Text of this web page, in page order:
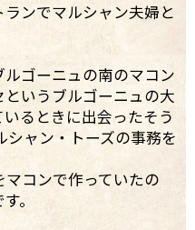
ンでマルシャン夫婦と
ゴーニュの南のマコン
いうブルゴーニュの大
るときに出会ったそう
シャン・トーズの事務を
コンで作っていたの
。